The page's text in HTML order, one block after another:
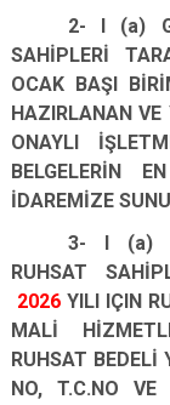
2- I (a)
SAHİPLERİ
OCAK BAŞI
HAZIRLANAN
ONAYLI
BELGELERİN
İDAREMİZE
3- I (a)
RUHSAT
2026 YILI IÇIN
MALİ
RUHSAT BEDELİ
NO, T.C.NO VE